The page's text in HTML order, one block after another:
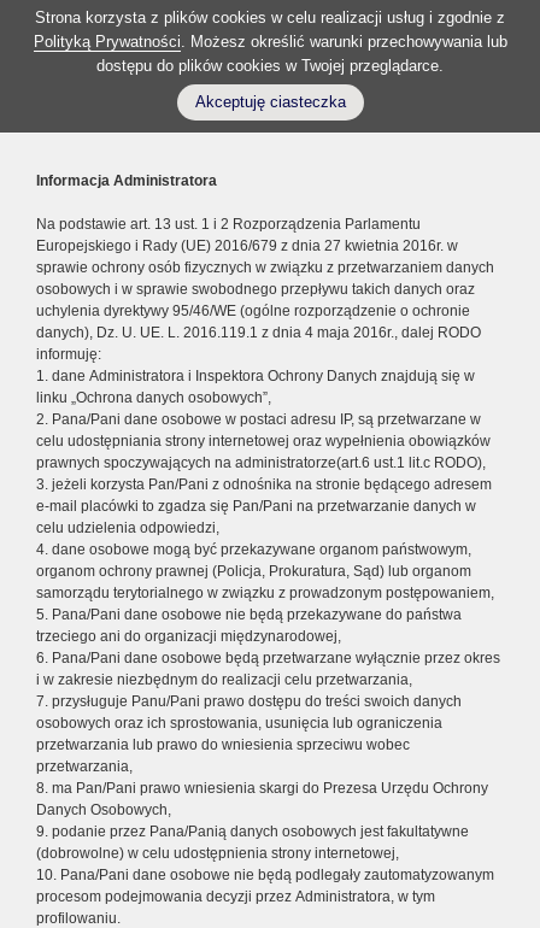
Strona korzysta z plików cookies w celu realizacji usług i zgodnie z
Polityką Prywatności. Możesz określić warunki przechowywania lub
dostępu do plików cookies w Twojej przeglądarce.
Akceptuję ciasteczka
Informacja Administratora
Na podstawie art. 13 ust. 1 i 2 Rozporządzenia Parlamentu
Europejskiego i Rady (UE) 2016/679 z dnia 27 kwietnia 2016r. w
sprawie ochrony osób fizycznych w związku z przetwarzaniem danych
osobowych i w sprawie swobodnego przepływu takich danych oraz
uchylenia dyrektywy 95/46/WE (ogólne rozporządzenie o ochronie
danych), Dz. U. UE. L. 2016.119.1 z dnia 4 maja 2016r., dalej RODO
informuję:
1. dane Administratora i Inspektora Ochrony Danych znajdują się w
linku „Ochrona danych osobowych”,
2. Pana/Pani dane osobowe w postaci adresu IP, są przetwarzane w
celu udostępniania strony internetowej oraz wypełnienia obowiązków
prawnych spoczywających na administratorze(art.6 ust.1 lit.c RODO),
3. jeżeli korzysta Pan/Pani z odnośnika na stronie będącego adresem
e-mail placówki to zgadza się Pan/Pani na przetwarzanie danych w
celu udzielenia odpowiedzi,
4. dane osobowe mogą być przekazywane organom państwowym,
organom ochrony prawnej (Policja, Prokuratura, Sąd) lub organom
samorządu terytorialnego w związku z prowadzonym postępowaniem,
5. Pana/Pani dane osobowe nie będą przekazywane do państwa
trzeciego ani do organizacji międzynarodowej,
6. Pana/Pani dane osobowe będą przetwarzane wyłącznie przez okres
i w zakresie niezbędnym do realizacji celu przetwarzania,
7. przysługuje Panu/Pani prawo dostępu do treści swoich danych
osobowych oraz ich sprostowania, usunięcia lub ograniczenia
przetwarzania lub prawo do wniesienia sprzeciwu wobec
przetwarzania,
8. ma Pan/Pani prawo wniesienia skargi do Prezesa Urzędu Ochrony
Danych Osobowych,
9. podanie przez Pana/Panią danych osobowych jest fakultatywne
(dobrowolne) w celu udostępnienia strony internetowej,
10. Pana/Pani dane osobowe nie będą podlegały zautomatyzowanym
procesom podejmowania decyzji przez Administratora, w tym
profilowaniu.